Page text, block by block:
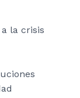
la crisis